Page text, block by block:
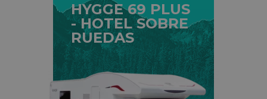
HYGGE 69 PLUS
- HOTEL SOBRE
RUEDAS